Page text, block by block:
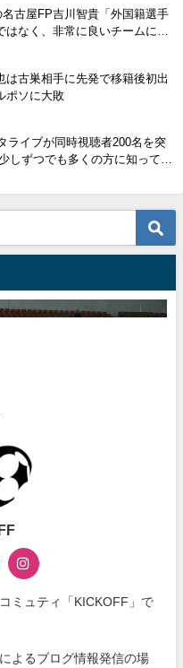
名古屋FP吉川智貴「外国籍選手
はなく、非常に良いチームにな
は古巣相手に先発で移籍後初出
ポソに大敗
ライブが同時視聴者200名を突
ずつでも多くの方に知っても
ミュティ「KICKOFF」で
よるブログ情報発信の場